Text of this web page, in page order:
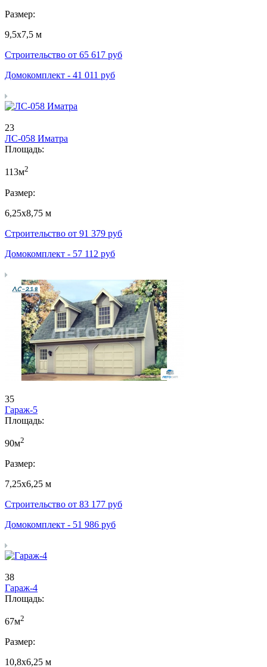
Размер:
9,5х7,5 м
Строительство от 65 617 руб
Домокомплект - 41 011 руб
23
ЛС-058 Иматра
Площадь:
113м2
Размер:
6,25х8,75 м
Строительство от 91 379 руб
Домокомплект - 57 112 руб
35
Гараж-5
Площадь:
90м2
Размер:
7,25х6,25 м
Строительство от 83 177 руб
Домокомплект - 51 986 руб
38
Гараж-4
Площадь:
67м2
Размер:
10,8х6,25 м